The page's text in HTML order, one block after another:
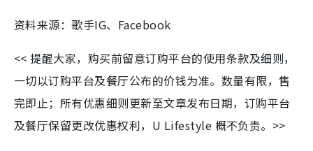
资料来源：歌手IG、Facebook
<< 提醒大家，购买前留意订购平台的使用条款及细则，
一切以订购平台及餐厅公布的价钱为准。数量有限，售
完即止；所有优惠细则更新至文章发布日期，订购平台
及餐厅保留更改优惠权利，U Lifestyle 概不负责。>>